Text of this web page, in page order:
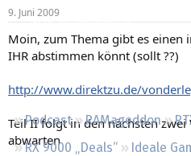
Neueste Aktivitäten
Leserartikel
Podcast RAMageddon
RX 9000 „Deals“
Ideale
m
9. Juni 2009
Moin, zum Thema gibt es einen
IHR abstimmen könnt (sollt ??)
http://www.direktzu.de/
Teil II folgt in den nächsten zwei
abwarten